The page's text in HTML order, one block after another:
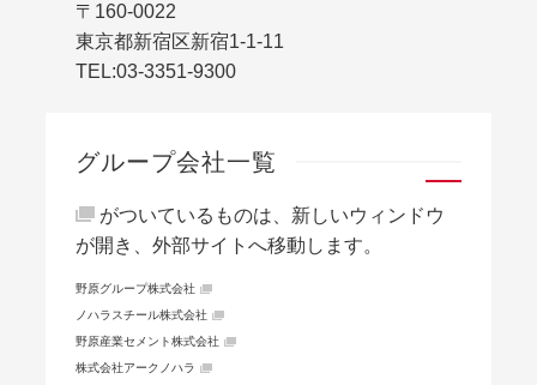
〒160-0022
東京都新宿区新宿1-1-11
TEL:03-3351-9300
グループ会社一覧
がついているものは、新しいウィンドウ
が開き、外部サイトへ移動します。
野原グループ株式会社
ノハラスチール株式会社
野原産業セメント株式会社
株式会社アークノハラ